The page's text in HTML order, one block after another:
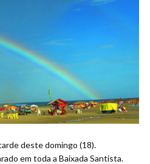
deste domingo (18).
em toda a Baixada Santista.